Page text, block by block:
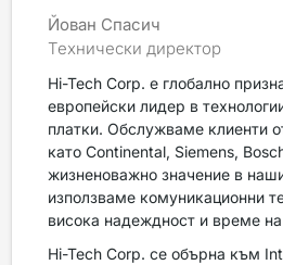
Йован Спасич
Технически директор
Hi-Tech Corp. е глобално
европейски лидер в
платки. Обслужваме клиенти
като Continental, Siemens,
жизненоважно значение в
използваме комуникационни
висока надеждност и време
Hi-Tech Corp. се обърна към